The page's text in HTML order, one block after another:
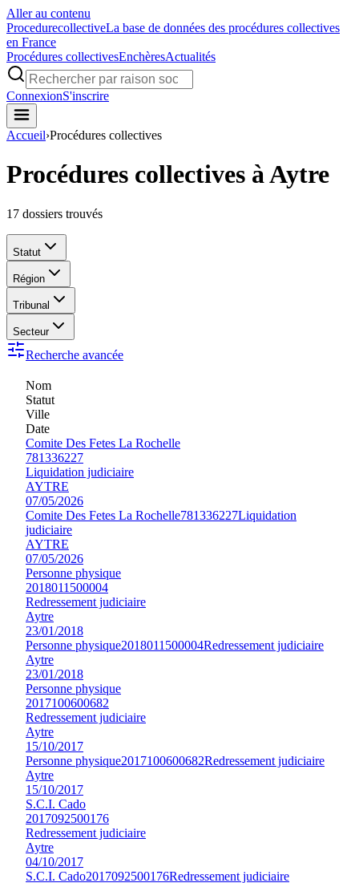
Aller au contenu
ProcedurecollectiveLa base de données des procédures collectives
en France
Procédures collectivesEnchèresActualités
ConnexionS'inscrire
Accueil›Procédures collectives
Procédures collectives à Aytre
17 dossiers trouvés
Statut
Région
Tribunal
Secteur
Recherche avancée
Nom
Statut
Ville
Date
Comite Des Fetes La Rochelle
781336227
Liquidation judiciaire
AYTRE
07/05/2026
Comite Des Fetes La Rochelle781336227Liquidation
judiciaire
AYTRE
07/05/2026
Personne physique
2018011500004
Redressement judiciaire
Aytre
23/01/2018
Personne physique2018011500004Redressement judiciaire
Aytre
23/01/2018
Personne physique
2017100600682
Redressement judiciaire
Aytre
15/10/2017
Personne physique2017100600682Redressement judiciaire
Aytre
15/10/2017
S.C.I. Cado
2017092500176
Redressement judiciaire
Aytre
04/10/2017
S.C.I. Cado2017092500176Redressement judiciaire